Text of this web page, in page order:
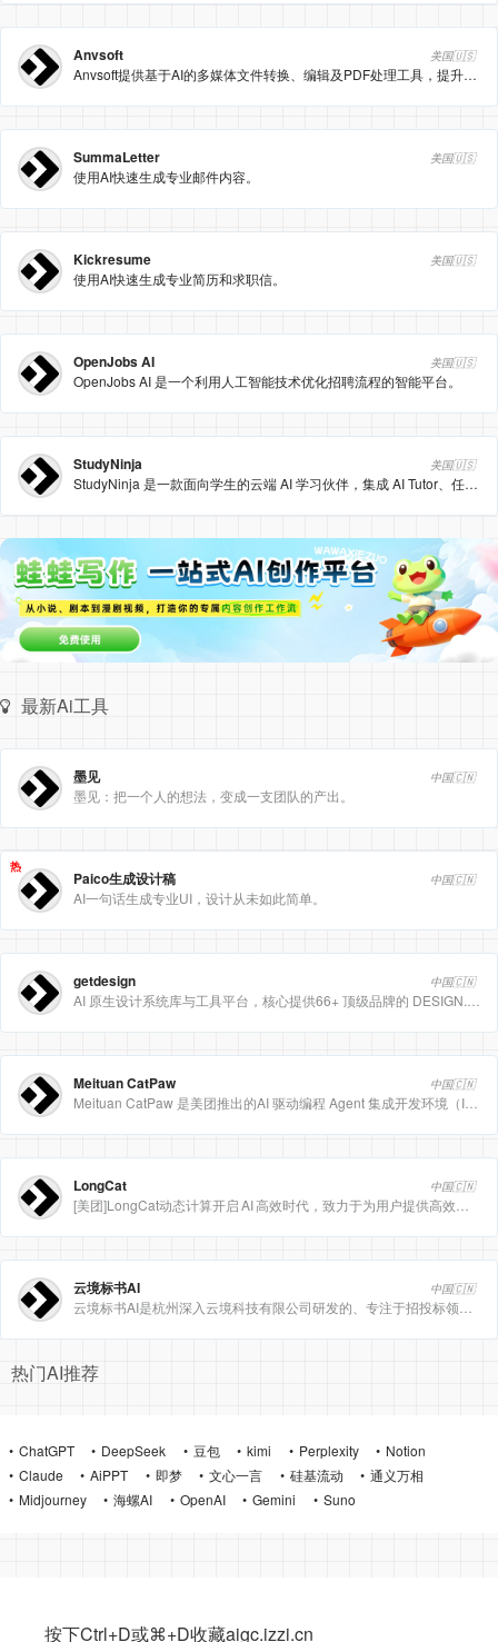
Anvsoft 美国🇺🇸
Anvsoft提供基于AI的多媒体文件转换、编辑及PDF处理工具，提升数字内容处理效率。
SummaLetter 美国🇺🇸
使用AI快速生成专业邮件内容。
Kickresume 美国🇺🇸
使用AI快速生成专业简历和求职信。
OpenJobs AI 美国🇺🇸
OpenJobs AI 是一个利用人工智能技术优化招聘流程的智能平台。
StudyNinja 美国🇺🇸
StudyNinja 是一款面向学生的云端 AI 学习伙伴，集成 AI Tutor、任务/作业管理、智能笔记与团队协作功能，支持多端即用，帮助用户高效规划目标、完成课业并随时导出 PDF/Word。
最新Ai工具
墨见 中国🇨🇳
墨见：把一个人的想法，变成一支团队的产出。
热
Paico生成设计稿 中国🇨🇳
AI一句话生成专业UI，设计从未如此简单。
getdesign 中国🇨🇳
Meituan CatPaw 中国🇨🇳
LongCat 中国🇨🇳
云境标书AI 中国🇨🇳
热门AI推荐
ChatGPT DeepSeek 豆包 kimi Perplexity
Notion
Claude
AiPPT 即梦 文心一言 硅基流动
通义万相
Midjourney
海螺AI OpenAI Gemini Suno
按下Ctrl+D或⌘+D收藏aigc.izzi.cn